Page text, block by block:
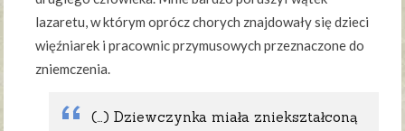
lazaretu, w którym oprócz chorych znajdowały się dzieci
więźniarek i pracownic przymusowych przeznaczone do
zniemczenia.
(…) Dziewczynka miała zniekształconą